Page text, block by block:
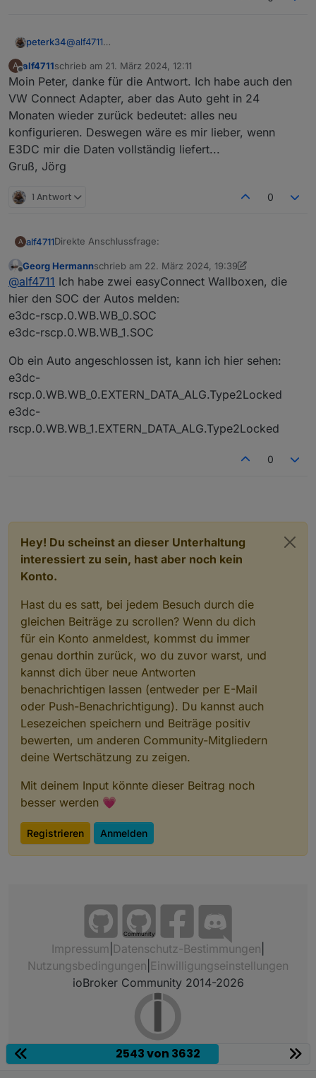
peterk34@alf4711
das Auto selbst abgefragt werden. Ist ech mächtig
das Ding und kann super in den Iobroker integriert
werden
A
Offline
alf4711schrieb am 21. März 2024, 12:11
zuletzt editiert von
Moin Peter, danke für die Antwort. Ich habe auch den
VW Connect Adapter, aber das Auto geht in 24
Monaten wieder zurück bedeutet: alles neu
konfigurieren. Deswegen wäre es mir lieber, wenn
E3DC mir die Daten vollständig liefert...
Gruß, Jörg
1 Antwort 0
A alf4711Direkte Anschlussfrage:
Über den Adapter E3DC RSCP wird mir nicht angezeigt,
wie voll das Auto geladen ist (SOC). Ich habe einen
Skoda Enyaq.
Danke.
Gruß, Jörg
Offline
Georg Hermannschrieb am 22. März 2024, 19:39
zuletzt editiert von Georg Hermann
@alf4711 Ich habe zwei easyConnect Wallboxen, die
hier den SOC der Autos melden:
e3dc-rscp.0.WB.WB_0.SOC
e3dc-rscp.0.WB.WB_1.SOC
Ob ein Auto angeschlossen ist, kann ich hier sehen:
e3dc-
rscp.0.WB.WB_0.EXTERN_DATA_ALG.Type2Locked
e3dc-
rscp.0.WB.WB_1.EXTERN_DATA_ALG.Type2Locked
0
Hey! Du scheinst an dieser Unterhaltung
interessiert zu sein, hast aber noch kein
Konto.
Hast du es satt, bei jedem Besuch durch die
gleichen Beiträge zu scrollen? Wenn du dich
für ein Konto anmeldest, kommst du immer
genau dorthin zurück, wo du zuvor warst, und
kannst dich über neue Antworten
benachrichtigen lassen (entweder per E-Mail
oder Push-Benachrichtigung). Du kannst auch
Lesezeichen speichern und Beiträge positiv
bewerten, um anderen Community-Mitgliedern
deine Wertschätzung zu zeigen.
Mit deinem Input könnte dieser Beitrag noch
besser werden 💗
Registrieren Anmelden
Community
Impressum Datenschutz-Bestimmungen
Nutzungsbedingungen Einwilligungseinstellungen
ioBroker Community 2014-2026
2543 von 3632